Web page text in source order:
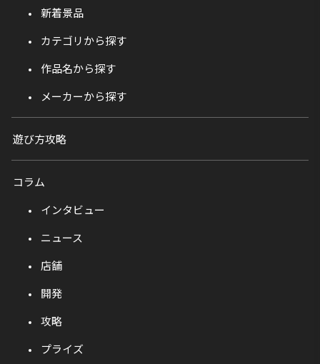
新着景品
カテゴリから探す
作品名から探す
メーカーから探す
遊び方攻略
コラム
インタビュー
ニュース
店舗
開発
攻略
プライズ